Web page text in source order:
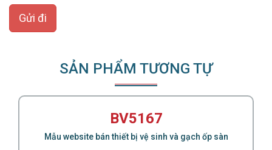
Gửi đi
SẢN PHẨM TƯƠNG TỰ
BV5167
Mẫu website bán thiết bị vệ sinh và gạch ốp sàn